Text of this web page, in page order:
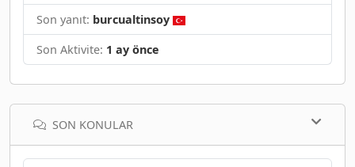
Son yanıt: burcualtinsoy
Son Aktivite: 1 ay önce
SON KONULAR